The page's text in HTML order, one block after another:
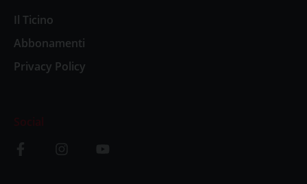
Il Ticino
Abbonamenti
Privacy Policy
Social